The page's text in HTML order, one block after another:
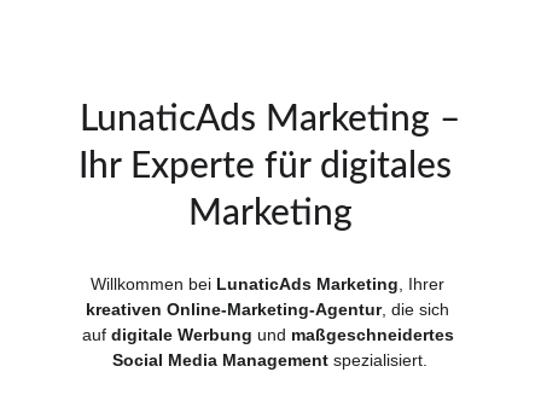
LunaticAds Marketing –
Ihr Experte für digitales
Marketing
Willkommen bei LunaticAds Marketing , Ihrer
kreativen Online-Marketing-Agentur, die sich
auf digitale Werbung und maßgeschneidertes
Social Media Management spezialisiert.